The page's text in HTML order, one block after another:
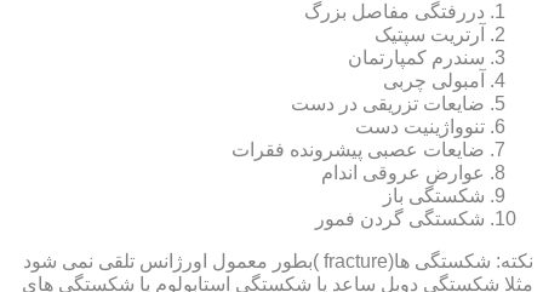
دررفتگی مفاصل بزرگ
آرتریت سپتیک
سندرم کمپارتمان
آمبولی چربی
ضایعات تزریقی در دست
تنوواژینیت دست
ضایعات عصبی پیشرونده فقرات
عوارض عروقی اندام
شکستگی باز
شکستگی گردن فمور
نکته: شکستگی ها(fracture )بطور معمول اورژانس تلقی نمی شود
مثلا شکستگی دوبل ساعد یا شکستگی استابولوم یا شکستگی های